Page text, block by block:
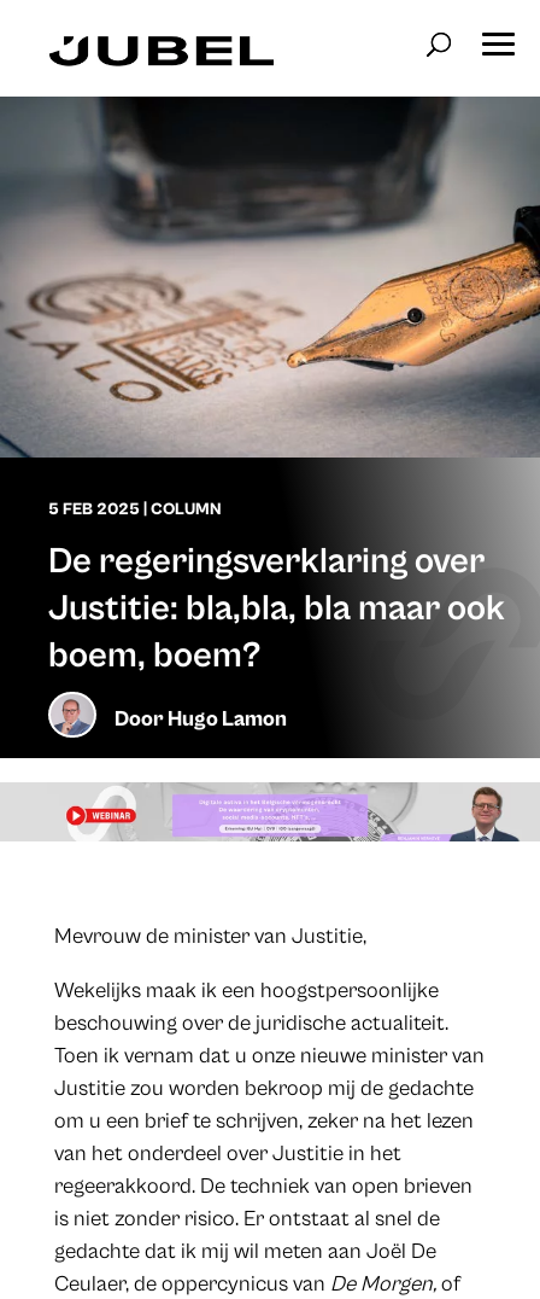
5 FEB 2025 COLUMN
De regeringsverklaring over
Justitie: bla,bla, bla maar ook
boem, boem?
DoorHugo Lamon
Mevrouw de minister van Justitie,
Wekelijks maak ik een hoogstpersoonlijke
beschouwing over de juridische actualiteit.
Toen ik vernam dat u onze nieuwe minister van
Justitie zou worden bekroop mij de gedachte
om u een brief te schrijven, zeker na het lezen
van het onderdeel over Justitie in het
regeerakkoord. De techniek van open brieven
is niet zonder risico. Er ontstaat al snel de
gedachte dat ik mij wil meten aan Joël De
Ceulaer, de oppercynicus van De Morgen,of